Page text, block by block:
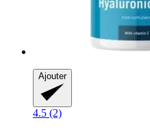
Ajouter
4.5 (2)